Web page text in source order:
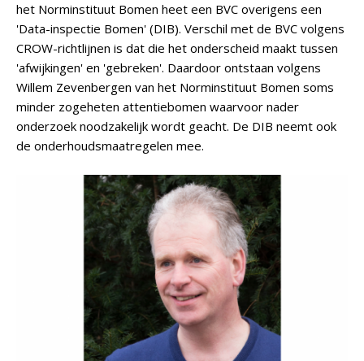
het Norminstituut Bomen heet een BVC overigens een
'Data-inspectie Bomen' (DIB). Verschil met de BVC volgens
CROW-richtlijnen is dat die het onderscheid maakt tussen
'afwijkingen' en 'gebreken'. Daardoor ontstaan volgens
Willem Zevenbergen van het Norminstituut Bomen soms
minder zogeheten attentiebomen waarvoor nader
onderzoek noodzakelijk wordt geacht. De DIB neemt ook
de onderhoudsmaatregelen mee.